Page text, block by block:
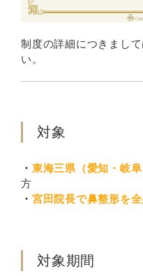
制度の詳細につきまし
い。
対象
・ 東海三県（愛知・岐
方
・ 宮田院長で鼻整形を
対象期間